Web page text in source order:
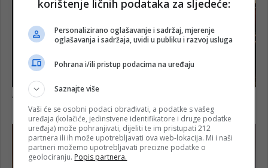
korištenje ličnih podataka za sljedeće:
Personalizirano oglašavanje i sadržaj, mjerenje
oglašavanja i sadržaja, uvidi u publiku i razvoj usluga
Pohrana i/ili pristup podacima na uređaju
Saznajte više
Vaši će se osobni podaci obrađivati, a podatke s vašeg
uređaja (kolačiće, jedinstvene identifikatore i druge podatke
uređaja) može pohranjivati, dijeliti te im pristupati 212
partnera ili ih može upotrebljavati ova web-lokacija. Mi i naši
partneri možemo upotrebljavati precizne podatke o
geolociranju. Popis partnera.